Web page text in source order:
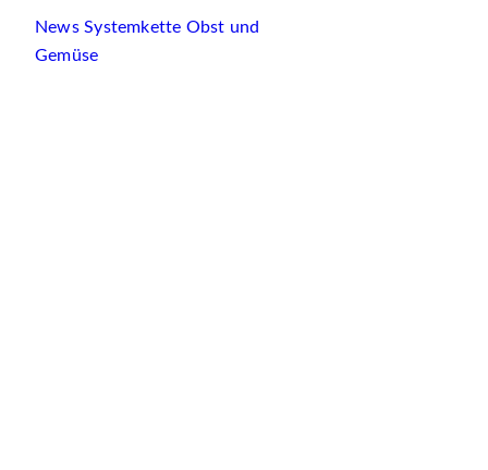
News Systemkette Obst und
Gemüse